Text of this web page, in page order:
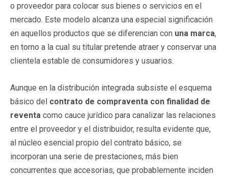
o proveedor para colocar sus bienes o servicios en el
mercado. Este modelo alcanza una especial significación
en aquellos productos que se diferencian con una marca,
en torno a la cual su titular pretende atraer y conservar una
clientela estable de consumidores y usuarios.
Aunque en la distribución integrada subsiste el esquema
básico del contrato de compraventa con finalidad de
reventa como cauce jurídico para canalizar las relaciones
entre el proveedor y el distribuidor, resulta evidente que,
al núcleo esencial propio del contrato básico, se
incorporan una serie de prestaciones, más bien
concurrentes que accesorias, que probablemente inciden